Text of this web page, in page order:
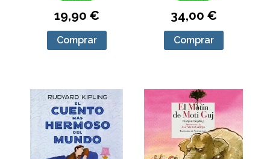
19,90 €
Comprar
34,00 €
Comprar